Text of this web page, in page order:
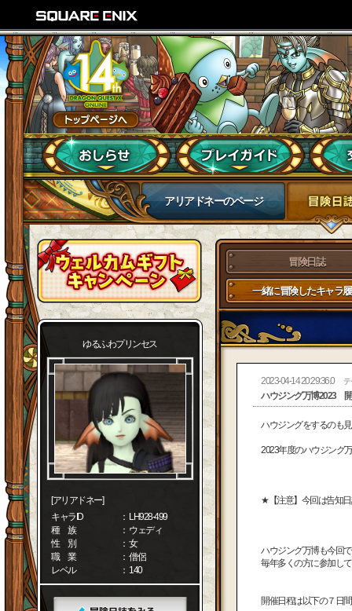
アリアドネーのページ
ゆるふわプリンセス
[アリアドネー]
キャラID
： LH928-499
種 族
： ウェディ
性 別
： 女
職 業
： 僧侶
レベル
： 140
冒険日誌
一緒に冒険したキャラ
2023-04-14 20:29:36.0 テ
ハウジング万博2023
ハウジングをするのも
2023年度のハウジング
★【注意】今回は告知
ハウジング万博も今回
毎年多くの方に参加し
開催日程は以下の７日